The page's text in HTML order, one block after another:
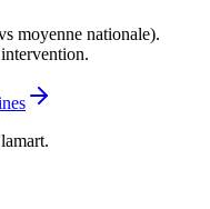
moyenne nationale).
.